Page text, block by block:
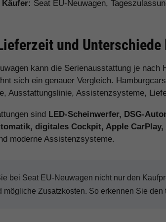
Seat EU-Neuwagen,
und Unterschiede
kann die Serienausstattung je nach
sich ein genauer Vergleich.
Ausstattungslinie, Assistenzsysteme,
sind LED-Scheinwerfer, DSG-
digitales Cockpit, Apple
moderne Assistenzsysteme.
bei Seat EU-Neuwagen nicht nur den
mögliche Zusatzkosten. So erkennen Sie